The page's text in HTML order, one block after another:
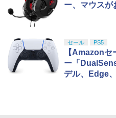
ー、マウスが
セール PS5
【Amazon
ー「
デル、Edge